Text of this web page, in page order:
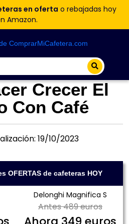
en oferta o rebajadas hoy
Amazon.
Crecer El
Con Café
19/10/2023
OFERTAS de cafeteras HOY
Delonghi Magnifica S
Antes489 euros